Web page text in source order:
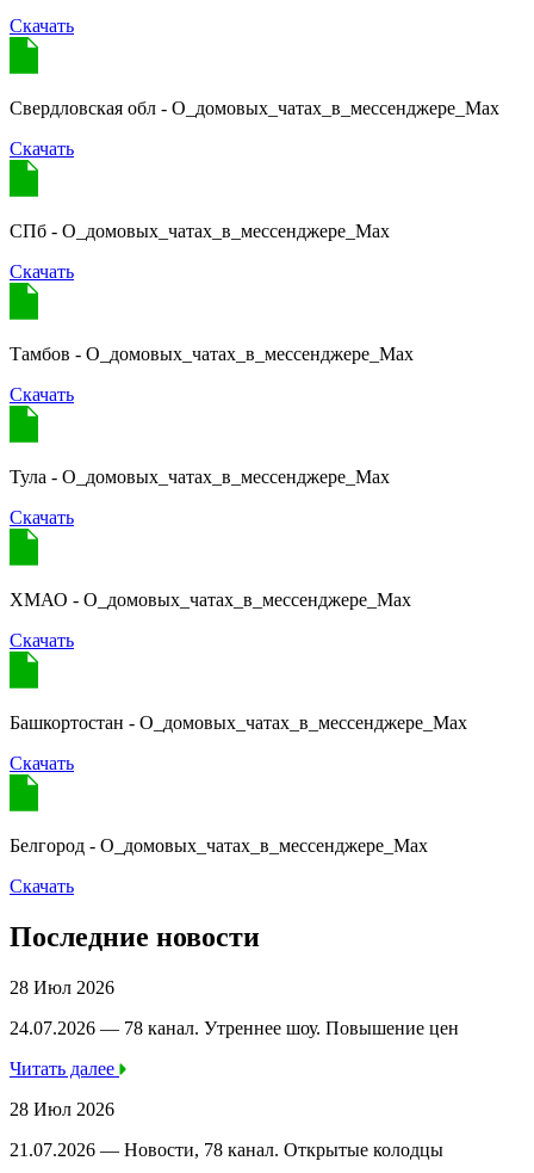
Скачать
Свердловская обл - О_домовых_чатах_в_мессенджере_Мах
Скачать
СПб - О_домовых_чатах_в_мессенджере_Мах
Скачать
Тамбов - О_домовых_чатах_в_мессенджере_Мах
Скачать
Тула - О_домовых_чатах_в_мессенджере_Мах
Скачать
ХМАО - О_домовых_чатах_в_мессенджере_Мах
Скачать
Башкортостан - О_домовых_чатах_в_мессенджере_Мах
Скачать
Белгород - О_домовых_чатах_в_мессенджере_Мах
Скачать
Последние новости
28 Июл 2026
24.07.2026 — 78 канал. Утреннее шоу. Повышение цен
Читать далее
28 Июл 2026
21.07.2026 — Новости, 78 канал. Открытые колодцы